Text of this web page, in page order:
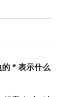
* 表示什么